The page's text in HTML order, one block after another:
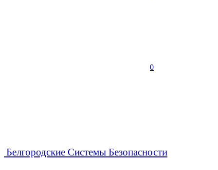
0
Белгородские Системы Безопасности